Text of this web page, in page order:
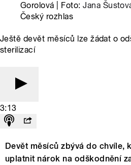
Gorolová | Foto:Jana
Český rozhlas
Ještě devět měsíců lze žádat o
sterilizací
3:13
Devět měsíců zbývá do chvíle,
uplatnit nárok na odškodnění